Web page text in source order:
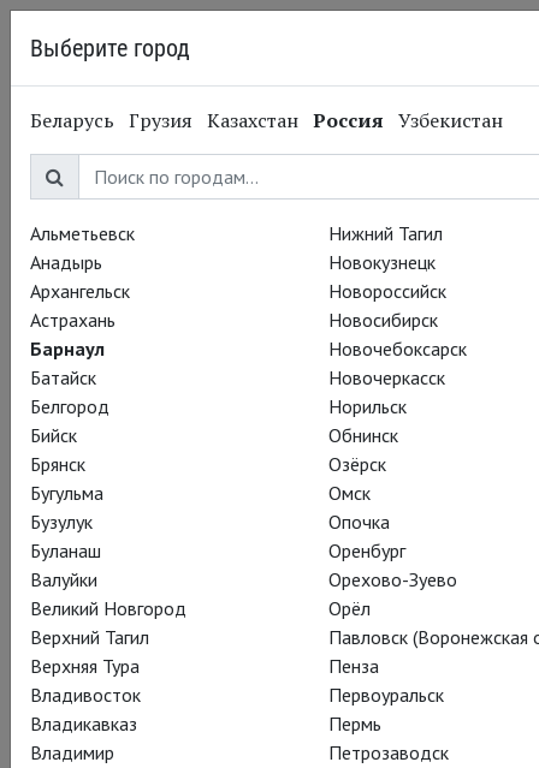
02.10.2014 Национальный театр
Театральный
Киносезон. Верхний
свет. Открытие 7
октября
Выберите город
Беларусь Грузия Казахстан Россия Узбекистан
Альметьевск
Анадырь
Архангельск
Астрахань
Барнаул
Батайск
Белгород
Бийск
Брянск
Бугульма
Бузулук
Буланаш
Валуйки
Великий Новгород
Верхний Тагил
Верхняя Тура
Владивосток
Владикавказ
Владимир
Нижний Тагил
Новокузнецк
Новороссийск
Новосибирск
Новочебоксарск
Новочеркасск
Норильск
Обнинск
Озёрск
Омск
Опочка
Оренбург
Орехово-Зуево
Орёл
Павловск (Воронежская
Пенза
Первоуральск
Пермь
Петрозаводск